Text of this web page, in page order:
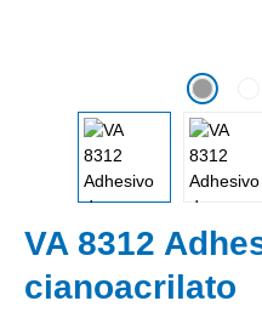
VA 8312
cianoacrilato